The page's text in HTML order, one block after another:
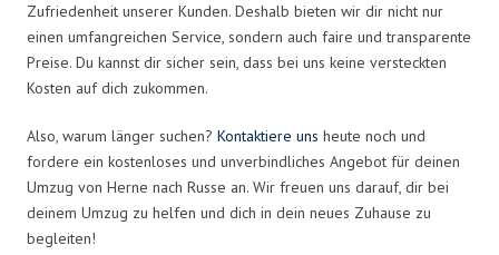
Zufriedenheit unserer Kunden. Deshalb bieten wir dir nicht nur
einen umfangreichen Service, sondern auch faire und transparente
Preise. Du kannst dir sicher sein, dass bei uns keine versteckten
Kosten auf dich zukommen.
Also, warum länger suchen? Kontaktiere uns heute noch und
fordere ein kostenloses und unverbindliches Angebot für deinen
Umzug von Herne nach Russe an. Wir freuen uns darauf, dir bei
deinem Umzug zu helfen und dich in dein neues Zuhause zu
begleiten!